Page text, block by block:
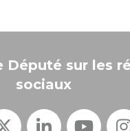
Député sur les
sociaux